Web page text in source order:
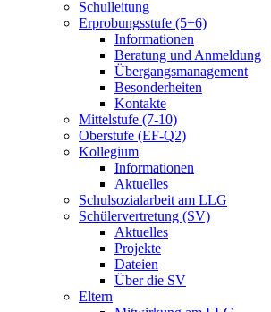
Schulleitung
Erprobungsstufe (5+6)
Informationen
Beratung und Anmeldung
Übergangsmanagement
Besonderheiten
Kontakte
Mittelstufe (7-10)
Oberstufe (EF-Q2)
Kollegium
Informationen
Aktuelles
Schulsozialarbeit am LLG
Schülervertretung (SV)
Aktuelles
Projekte
Dateien
Über die SV
Eltern